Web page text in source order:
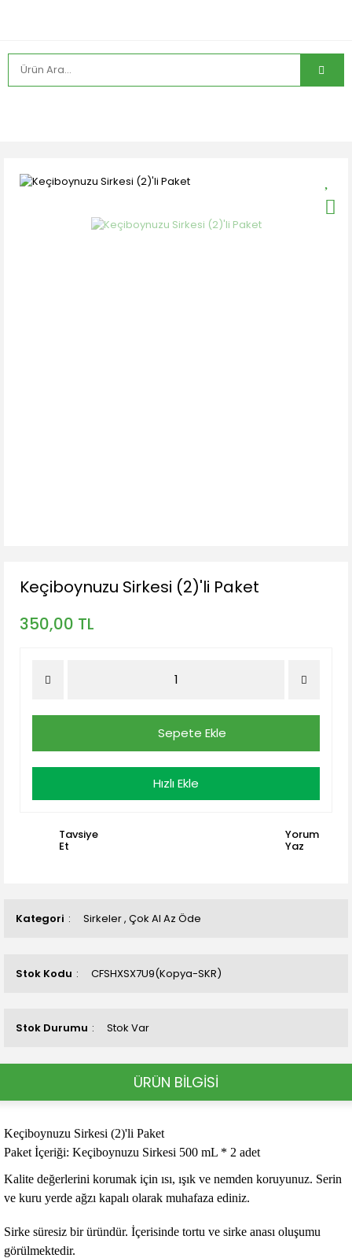
Kategori Sirkeler, Çok Al Az Öde
Stok Kodu CFSHXSX7U9(Kopya-SKR)
Stok Durumu Stok Var
Keçiboynuzu Sirkesi (2)'li Paket
350,00 TL
Sepete Ekle
Hızlı Ekle
Tavsiye
Et
Yorum
Yaz
ÜRÜN BİLGİSİ
Keçiboynuzu Sirkesi (2)'li Paket
Paket İçeriği: Keçiboynuzu Sirkesi 500 mL * 2 adet
Kalite değerlerini korumak için ısı, ışık ve nemden koruyunuz. Serin
ve kuru yerde ağzı kapalı olarak muhafaza ediniz.
Sirke süresiz bir üründür. İçerisinde tortu ve sirke anası oluşumu
görülmektedir.